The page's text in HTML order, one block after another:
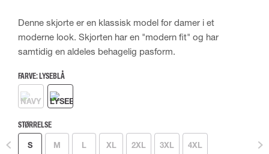
Denne skjorte er en klassisk model for damer i et
moderne look. Skjorten har en "modern fit" og har
samtidig en aldeles behagelig pasform.
FARVE: LYSEBLÅ
STØRRELSE
S M L XL 2XL 3XL 4XL